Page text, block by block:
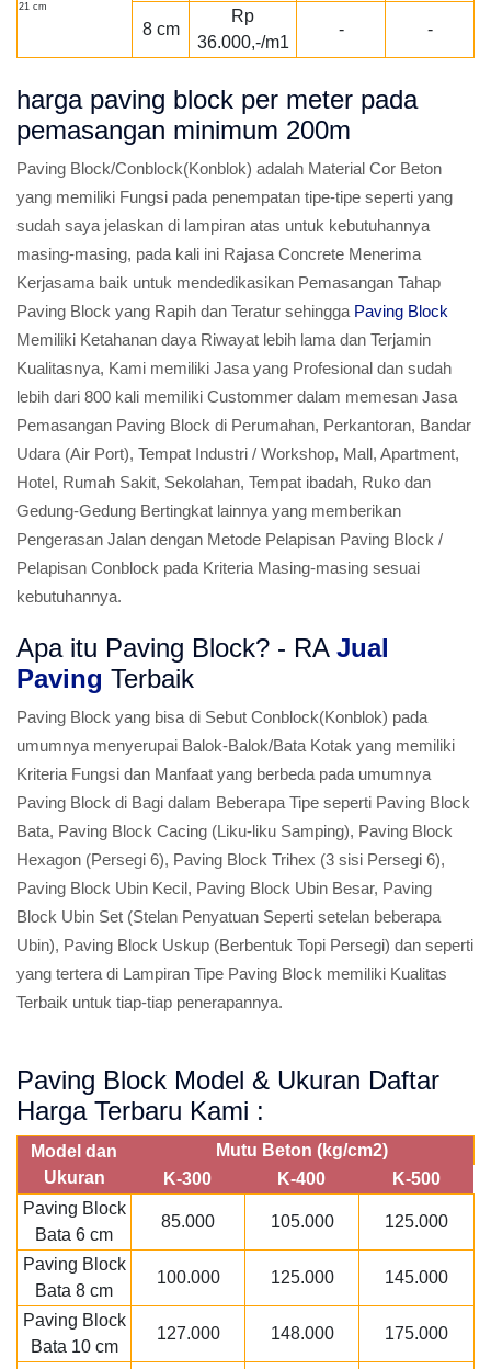
21 cm
8 cm
Rp
36.000,-/m1
- -
harga paving block per meter pada
pemasangan minimum 200m
Paving Block/Conblock(Konblok) adalah Material Cor Beton
yang memiliki Fungsi pada penempatan tipe-tipe seperti yang
sudah saya jelaskan di lampiran atas untuk kebutuhannya
masing-masing, pada kali ini Rajasa Concrete Menerima
Kerjasama baik untuk mendedikasikan Pemasangan Tahap
Paving Block yang Rapih dan Teratur sehingga Paving Block
Memiliki Ketahanan daya Riwayat lebih lama dan Terjamin
Kualitasnya, Kami memiliki Jasa yang Profesional dan sudah
lebih dari 800 kali memiliki Custommer dalam memesan Jasa
Pemasangan Paving Block di Perumahan, Perkantoran, Bandar
Udara (Air Port), Tempat Industri / Workshop, Mall, Apartment,
Hotel, Rumah Sakit, Sekolahan, Tempat ibadah, Ruko dan
Gedung-Gedung Bertingkat lainnya yang memberikan
Pengerasan Jalan dengan Metode Pelapisan Paving Block /
Pelapisan Conblock pada Kriteria Masing-masing sesuai
kebutuhannya.
Apa itu Paving Block? - RA Jual
Paving Terbaik
Paving Block yang bisa di Sebut Conblock(Konblok) pada
umumnya menyerupai Balok-Balok/Bata Kotak yang memiliki
Kriteria Fungsi dan Manfaat yang berbeda pada umumnya
Paving Block di Bagi dalam Beberapa Tipe seperti Paving Block
Bata, Paving Block Cacing (Liku-liku Samping), Paving Block
Hexagon (Persegi 6), Paving Block Trihex (3 sisi Persegi 6),
Paving Block Ubin Kecil, Paving Block Ubin Besar, Paving
Block Ubin Set (Stelan Penyatuan Seperti setelan beberapa
Ubin), Paving Block Uskup (Berbentuk Topi Persegi) dan seperti
yang tertera di Lampiran Tipe Paving Block memiliki Kualitas
Terbaik untuk tiap-tiap penerapannya.
Paving Block Model & Ukuran Daftar
Harga Terbaru Kami :
Model dan
Ukuran
Mutu Beton (kg/cm2)
K-300
K-400
K-500
Paving Block
Bata 6 cm
85.000 105.000 125.000
Paving Block
Bata 8 cm
100.000 125.000 145.000
Paving Block
Bata 10 cm
127.000 148.000 175.000